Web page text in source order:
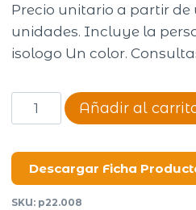
Precio unitario a partir de
unidades. Incluye la
isologo Un color.
Paraguas
Golf
cantidad
Añadir al
Descargar Ficha
SKU: p22.008